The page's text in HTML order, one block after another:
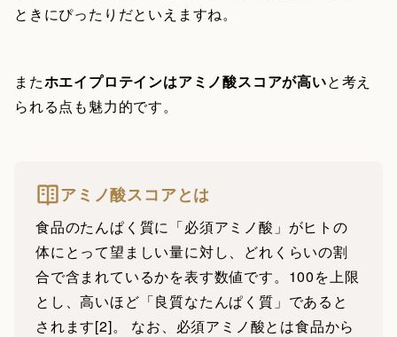
ときにぴったりだといえますね。
またホエイプロテインはアミノ酸スコアが高いと考え
られる点も魅力的です。
アミノ酸スコアとは
食品のたんぱく質に「必須アミノ酸」がヒトの
体にとって望ましい量に対し、どれくらいの割
合で含まれているかを表す数値です。100を上限
とし、高いほど「良質なたんぱく質」であると
されます[2]。 なお、必須アミノ酸とは食品から